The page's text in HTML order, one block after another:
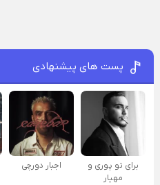
پست های پیشنهادی
برای تو پوری و
مهیار
اجبار دورچی